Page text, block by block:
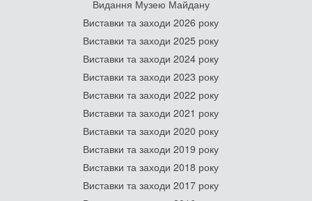
Видання Музею Майдану
Виставки та заходи 2026 року
Виставки та заходи 2025 року
Виставки та заходи 2024 року
Виставки та заходи 2023 року
Виставки та заходи 2022 року
Виставки та заходи 2021 року
Виставки та заходи 2020 року
Виставки та заходи 2019 року
Виставки та заходи 2018 року
Виставки та заходи 2017 року